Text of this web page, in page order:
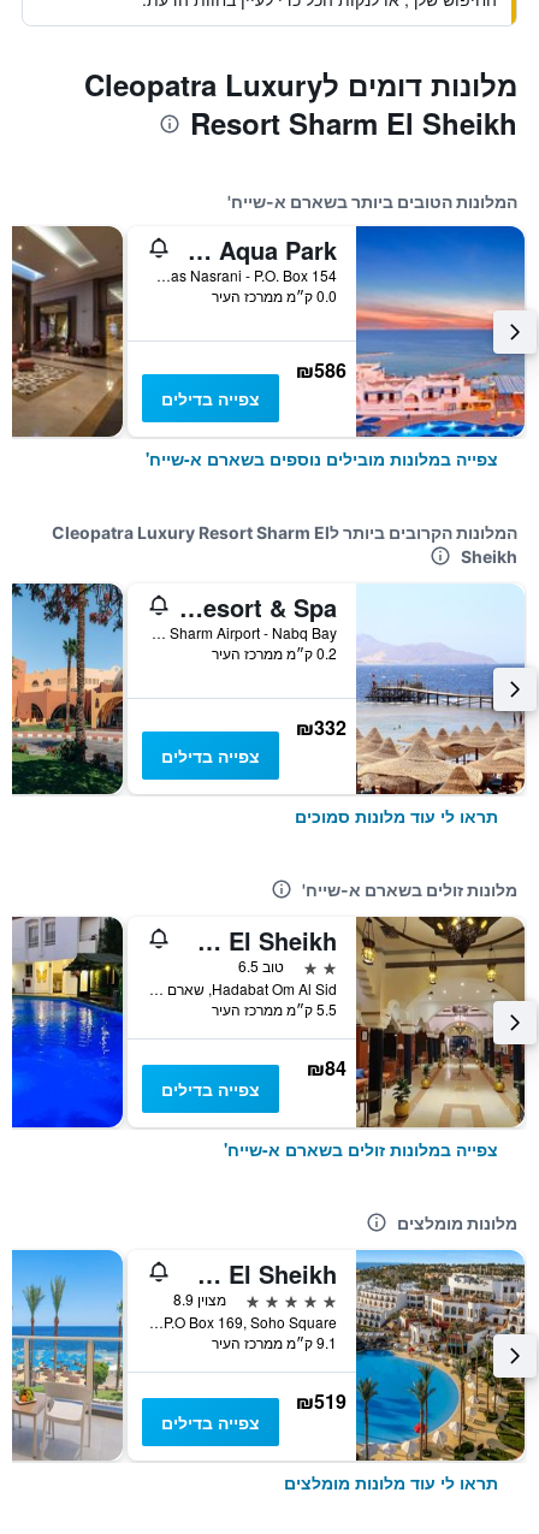
מלונות דומים לCleopatra Luxury
Resort Sharm El Sheikh
המלונות הטובים ביותר בשארם א-שייח'
Pickalbatros Palace Sharm & Aqua Park
Montazah Ras Nasrani - P.O. Box 154, שארם א-שייח', מצרים
0.0 ק״מ ממרכז העיר
₪586
צפייה בדילים
צפייה במלונות מובילים נוספים בשארם א-שייח'
המלונות הקרובים ביותר לCleopatra Luxury Resort Sharm El
Sheikh
Rehana Royal Beach Resort & Spa
7th Km North Sharm Airport - Nabq Bay, שארם א-שייח', מצרים
0.2 ק״מ ממרכז העיר
₪332
צפייה בדילים
תראו לי עוד מלונות סמוכים
מלונות זולים בשארם א-שייח'
Aida Hotel Sharm El Sheikh
2 כוכבים
טוב 6.5
Hadabat Om Al Sid, שארם א-שייח', מצרים
5.5 ק״מ ממרכז העיר
₪84
צפייה בדילים
צפייה במלונות זולים בשארם א-שייח'
מלונות מומלצים
Savoy Sharm El Sheikh
5 כוכבים
מצוין 8.9
P.O Box 169, Soho Square, שארם א-שייח', מצרים
9.1 ק״מ ממרכז העיר
₪519
צפייה בדילים
תראו לי עוד מלונות מומלצים